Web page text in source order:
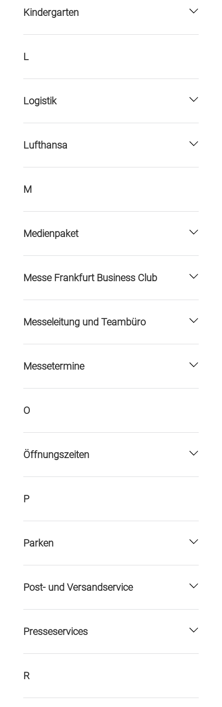
Kindergarten
L
Logistik
Lufthansa
M
Medienpaket
Messe Frankfurt Business Club
Messeleitung und Teambüro
Messetermine
O
Öffnungszeiten
P
Parken
Post- und Versandservice
Presseservices
R